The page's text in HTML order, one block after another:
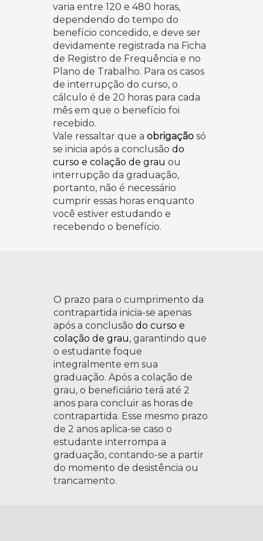
varia entre 120 e 480 horas,
dependendo do tempo do
benefício concedido, e deve ser
devidamente registrada na Ficha
de Registro de Frequência e no
Plano de Trabalho. Para os casos
de interrupção do curso, o
cálculo é de 20 horas para cada
mês em que o benefício foi
recebido.
Vale ressaltar que a obrigação só
se inicia após a conclusão do
curso e colação de grau ou
interrupção da graduação,
portanto, não é necessário
cumprir essas horas enquanto
você estiver estudando e
recebendo o benefício.
O prazo para o cumprimento da
contrapartida inicia-se apenas
após a conclusão do curso e
colação de grau, garantindo que
o estudante foque
integralmente em sua
graduação. Após a colação de
grau, o beneficiário terá até 2
anos para concluir as horas de
contrapartida. Esse mesmo prazo
de 2 anos aplica-se caso o
estudante interrompa a
graduação, contando-se a partir
do momento de desistência ou
trancamento.